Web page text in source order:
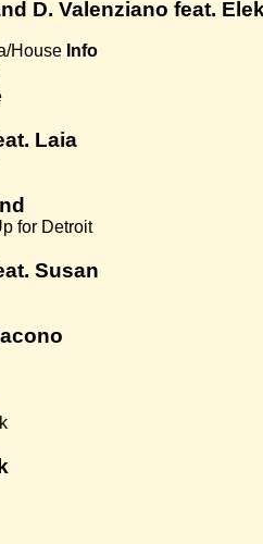
D. Valenziano feat.
House Info
Laia
for Detroit
Susan